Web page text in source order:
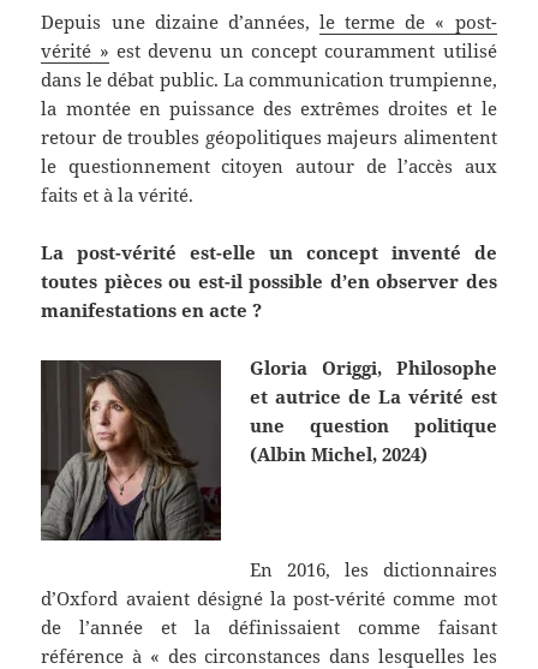
Depuis une dizaine d’années, le terme de « post-
vérité » est devenu un concept couramment utilisé
dans le débat public. La communication trumpienne,
la montée en puissance des extrêmes droites et le
retour de troubles géopolitiques majeurs alimentent
le questionnement citoyen autour de l’accès aux
faits et à la vérité.
La post-vérité est-elle un concept inventé de
toutes pièces ou est-il possible d’en observer des
manifestations en acte ?
Gloria Origgi, Philosophe
et autrice de La vérité est
une question politique
(Albin Michel, 2024)
En 2016, les dictionnaires
d’Oxford avaient désigné la post-vérité comme mot
de l’année et la définissaient comme faisant
référence à « des circonstances dans lesquelles les